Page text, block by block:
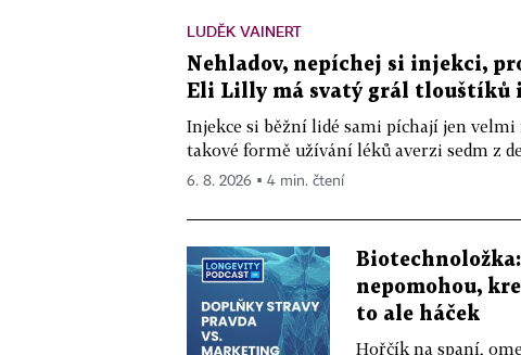
LUDĚK VAINERT
Nehladov, nepíchej si injekci,
Eli Lilly má svatý grál tlouštíků
Injekce si běžní lidé sami píchají jen
takové formě užívání léků averzi sedm z
6. 8. 2026 ▪ 4 min. čtení
nepomohou,
to ale háček
Hořčík na spaní,